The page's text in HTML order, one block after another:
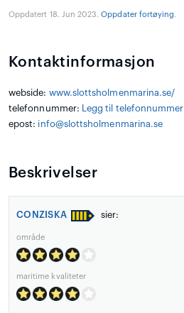
Oppdatert 18. Jun 2023.Oppdater fortøying.
Kontaktinformasjon
webside: www.slottsholmenmarina.se/
telefonnummer:
Legg til telefonnummer
epost: info@slottsholmenmarina.se
Beskrivelser
CONZISKA sier:
område
maritime kvaliteter